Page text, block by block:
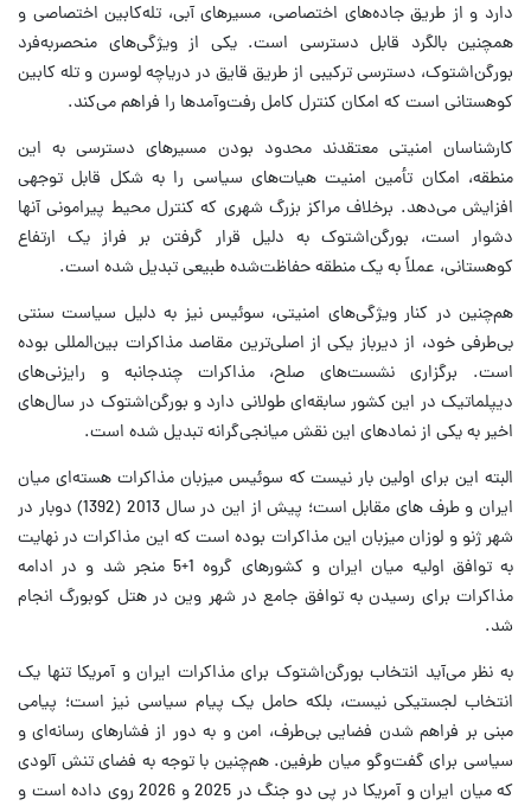
دارد و از طریق جاده‌های اختصاصی، مسیرهای آبی، تله‌کابین اختصاصی و
همچنین بالگرد قابل دسترسی است. یکی از ویژگی‌های منحصربه‌فرد
بورگن‌اشتوک، دسترسی ترکیبی از طریق قایق در دریاچه لوسرن و تله کابین
کوهستانی است که امکان کنترل کامل رفت‌وآمدها را فراهم می‌کند.
کارشناسان امنیتی معتقدند محدود بودن مسیرهای دسترسی به این
منطقه، امکان تأمین امنیت هیات‌های سیاسی را به شکل قابل توجهی
افزایش می‌دهد. برخلاف مراکز بزرگ شهری که کنترل محیط پیرامونی آنها
دشوار است، بورگن‌اشتوک به دلیل قرار گرفتن بر فراز یک ارتفاع
کوهستانی، عملاً به یک منطقه حفاظت‌شده طبیعی تبدیل شده است.
هم‌چنین در کنار ویژگی‌های امنیتی، سوئیس نیز به دلیل سیاست سنتی
بی‌طرفی خود، از دیرباز یکی از اصلی‌ترین مقاصد مذاکرات بین‌المللی بوده
است. برگزاری نشست‌های صلح، مذاکرات چندجانبه و رایزنی‌های
دیپلماتیک در این کشور سابقه‌ای طولانی دارد و بورگن‌اشتوک در سال‌های
اخیر به یکی از نمادهای این نقش میانجی‌گرانه تبدیل شده است.
البته این برای اولین بار نیست که سوئیس میزبان مذاکرات هسته‌ای میان
ایران و طرف های مقابل است؛ پیش از این در سال 2013 (1392) دوبار در
شهر ژنو و لوزان میزبان این مذاکرات بوده است که این مذاکرات در نهایت
به توافق اولیه میان ایران و کشورهای گروه 1+5 منجر شد و در ادامه
مذاکرات برای رسیدن به توافق جامع در شهر وین در هتل کوبورگ انجام
شد.
به نظر می‌آید انتخاب بورگن‌اشتوک برای مذاکرات ایران و آمریکا تنها یک
انتخاب لجستیکی نیست، بلکه حامل یک پیام سیاسی نیز است؛ پیامی
مبنی بر فراهم شدن فضایی بی‌طرف، امن و به دور از فشارهای رسانه‌ای و
سیاسی برای گفت‌وگو میان طرفین. هم‌چنین با توجه به فضای تنش ‌آلودی
که میان ایران و آمریکا در پی دو جنگ در 2025 و 2026 روی داده است و